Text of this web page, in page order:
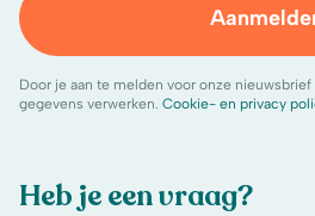
Heb je een vraag?
Door je aan te melden voor onze
gegevens verwerken. Cookie- en privacy